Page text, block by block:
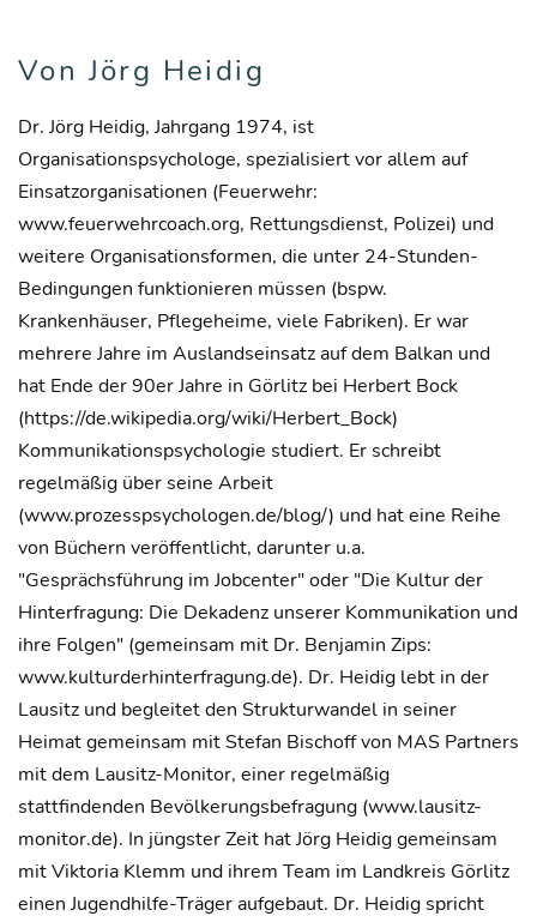
Von Jörg Heidig
Dr. Jörg Heidig, Jahrgang 1974, ist
Organisationspsychologe, spezialisiert vor allem auf
Einsatzorganisationen (Feuerwehr:
www.feuerwehrcoach.org, Rettungsdienst, Polizei) und
weitere Organisationsformen, die unter 24-Stunden-
Bedingungen funktionieren müssen (bspw.
Krankenhäuser, Pflegeheime, viele Fabriken). Er war
mehrere Jahre im Auslandseinsatz auf dem Balkan und
hat Ende der 90er Jahre in Görlitz bei Herbert Bock
(https://de.wikipedia.org/wiki/Herbert_Bock)
Kommunikationspsychologie studiert. Er schreibt
regelmäßig über seine Arbeit
(www.prozesspsychologen.de/blog/) und hat eine Reihe
von Büchern veröffentlicht, darunter u.a.
"Gesprächsführung im Jobcenter" oder "Die Kultur der
Hinterfragung: Die Dekadenz unserer Kommunikation und
ihre Folgen" (gemeinsam mit Dr. Benjamin Zips:
www.kulturderhinterfragung.de). Dr. Heidig lebt in der
Lausitz und begleitet den Strukturwandel in seiner
Heimat gemeinsam mit Stefan Bischoff von MAS Partners
mit dem Lausitz-Monitor, einer regelmäßig
stattfindenden Bevölkerungsbefragung (www.lausitz-
monitor.de). In jüngster Zeit hat Jörg Heidig gemeinsam
mit Viktoria Klemm und ihrem Team im Landkreis Görlitz
einen Jugendhilfe-Träger aufgebaut. Dr. Heidig spricht